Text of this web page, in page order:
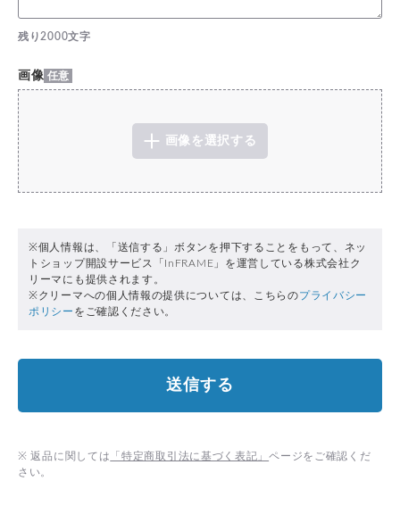
残り2000文字
画像 任意
画像を選択する
※個人情報は、「送信する」ボタンを押下することをもって、ネッ
トショップ開設サービス「InFRAME」を運営している株式会社ク
リーマにも提供されます。
※クリーマへの個人情報の提供については、こちらのプライバシー
ポリシー をご確認ください。
送信する
※ 返品に関しては 「特定商取引法に基づく表記」ページをご確認くだ
さい。